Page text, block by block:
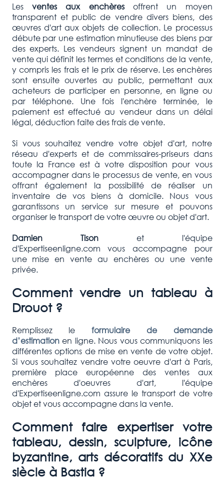
Les ventes aux enchèresoffrent un moyen
transparent et public de vendre divers biens, des
œuvres d'art aux objets de collection. Le processus
débute par une estimation minutieuse des biens par
des experts. Les vendeurs signent un mandat de
vente qui définit les termes et conditions de la vente,
y compris les frais et le prix de réserve. Les enchères
sont ensuite ouvertes au public, permettant aux
acheteurs de participer en personne, en ligne ou
par téléphone. Une fois l'enchère terminée, le
paiement est effectué au vendeur dans un délai
légal, déduction faite des frais de vente.
Si vous souhaitez vendre votre objet d'art, notre
réseau d'experts et de commissaires-priseurs dans
toute la France est à votre disposition pour vous
accompagner dans le processus de vente, en vous
offrant également la possibilité de réaliser un
inventaire de vos biens à domicile. Nous vous
garantissons un service sur mesure et pouvons
organiser le transport de votre œuvre ou objet d'art.
Damien Tisonet l'équipe
d'Expertiseenligne.com vous accompagne pour
une mise en vente au enchères ou une vente
privée.
Comment vendre un tableau à
Drouot ?
Remplissez le formulaire de demande
d’estimation en ligne. Nous vous communiquons les
différentes options de mise en vente de votre objet.
Si vous souhaitez vendre votre oeuvre d'art à Paris,
première place européenne des ventes aux
enchères d'oeuvres d'art, l'équipe
d'Expertiseenligne.com assure le transport de votre
objet et vous accompagne dans la vente.
Comment faire expertiser votre
tableau, dessin, sculpture, icône
byzantine, arts décoratifs du XXe
siècle à Bastia ?